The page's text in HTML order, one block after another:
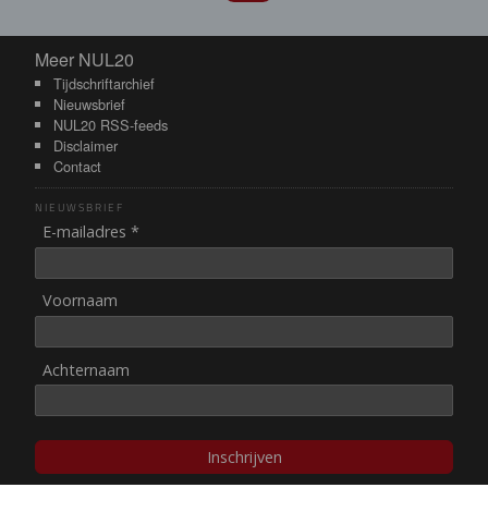
Meer NUL20
Meer NUL20
Tijdschriftarchief
Nieuwsbrief
NUL20 RSS-feeds
Disclaimer
Contact
NIEUWSBRIEF
E-mailadres *
Voornaam
Achternaam
Inschrijven